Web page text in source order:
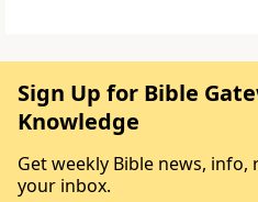
Sign Up for Bible
Knowledge
Get weekly Bible news,
your inbox.